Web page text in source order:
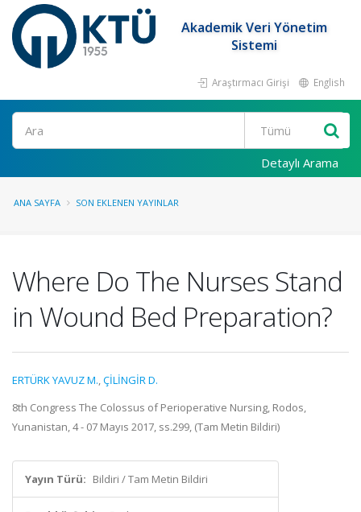
Akademik Veri Yönetim
Sistemi
Araştırmacı Girişi English
Ara
Detaylı Arama
ANA SAYFA SON EKLENEN YAYINLAR
Where Do The Nurses Stand
in Wound Bed Preparation?
ERTÜRK YAVUZ M.,ÇİLİNGİR D.
8th Congress The Colossus of Perioperative Nursing, Rodos,
Yunanistan, 4 - 07 Mayıs 2017, ss.299, (Tam Metin Bildiri)
Yayın Türü: Bildiri / Tam Metin Bildiri